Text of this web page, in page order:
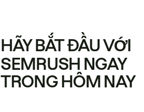
HÃY BẮT ĐẦU VỚI
SEMRUSH NGAY
TRONG HÔM NAY